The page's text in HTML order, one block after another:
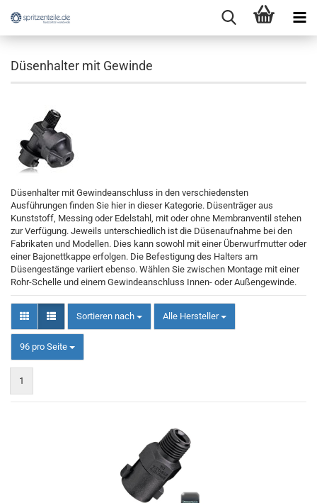
Düsenhalter mit Gewinde
Düsenhalter mit Gewindeanschluss in den verschiedensten
Ausführungen finden Sie hier in dieser Kategorie. Düsenträger aus
Kunststoff, Messing oder Edelstahl, mit oder ohne Membranventil stehen
zur Verfügung. Jeweils unterschiedlich ist die Düsenaufnahme bei den
Fabrikaten und Modellen. Dies kann sowohl mit einer Überwurfmutter oder
einer Bajonettkappe erfolgen. Die Befestigung des Halters am
Düsengestänge variiert ebenso. Wählen Sie zwischen Montage mit einer
Rohr-Schelle und einem Gewindeanschluss Innen- oder Außengewinde.
Sortieren nach
Sortieren nach Alle Hersteller
96 pro Seite
pro Seite
1